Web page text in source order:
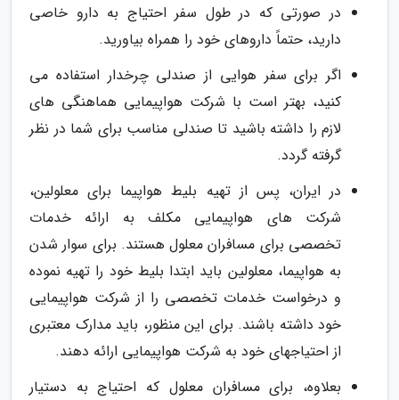
در صورتی که در طول سفر احتیاج به دارو خاصی
دارید، حتماً داروهای خود را همراه بیاورید.
اگر برای سفر هوایی از صندلی چرخدار استفاده می
کنید، بهتر است با شرکت هواپیمایی هماهنگی های
لازم را داشته باشید تا صندلی مناسب برای شما در نظر
گرفته گردد.
در ایران، پس از تهیه بلیط هواپیما برای معلولین،
شرکت های هواپیمایی مکلف به ارائه خدمات
تخصصی برای مسافران معلول هستند. برای سوار شدن
به هواپیما، معلولین باید ابتدا بلیط خود را تهیه نموده
و درخواست خدمات تخصصی را از شرکت هواپیمایی
خود داشته باشند. برای این منظور، باید مدارک معتبری
از احتیاجهای خود به شرکت هواپیمایی ارائه دهند.
بعلاوه، برای مسافران معلول که احتیاج به دستیار